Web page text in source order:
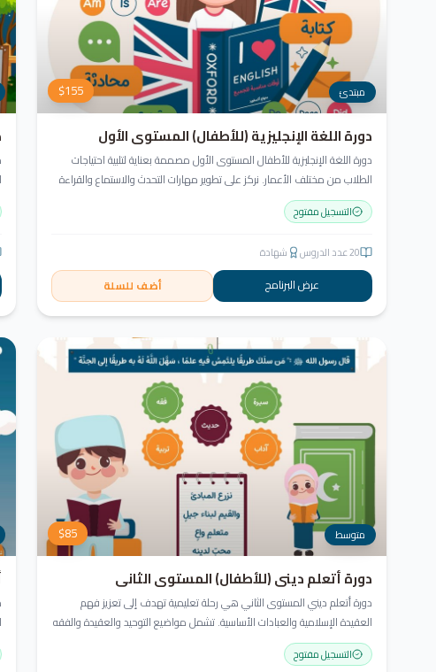
مبتدئ $155
دورة اللغة الإنجليزية (للأطفال) المستوى الأول
دورة اللغة الإنجليزية للأطفال المستوى الأول مصممة بعناية لتلبية احتياجات
الطلاب من مختلف الأعمار. نركز على تطوير مهارات التحدث والاستماع والقراءة
والكتابة بأسلوب منهجي يعتمد على أنشطة تفاعلية وأسلوب تعليمي ممتع
وفعّال.التسجيل مفتوح
20عدد الدروس شهادة
عرض البرنامج أضف للسلة
متوسط $85
دورة أتعلم ديني (للأطفال) المستوى الثاني
دورة أتعلم ديني المستوى الثاني هي رحلة تعليمية تهدف إلى تعزيز فهم
العقيدة الإسلامية والعبادات الأساسية. تشمل مواضيع التوحيد والعقيدة والفقه
ودراسة السيرة النبوية. هدفنا زرع القيم والمبادئ وتربية أبنائنا تربية إيمانية وأخلاقية
وعلمية ونفسية واجتماعية.
التسجيل مفتوح